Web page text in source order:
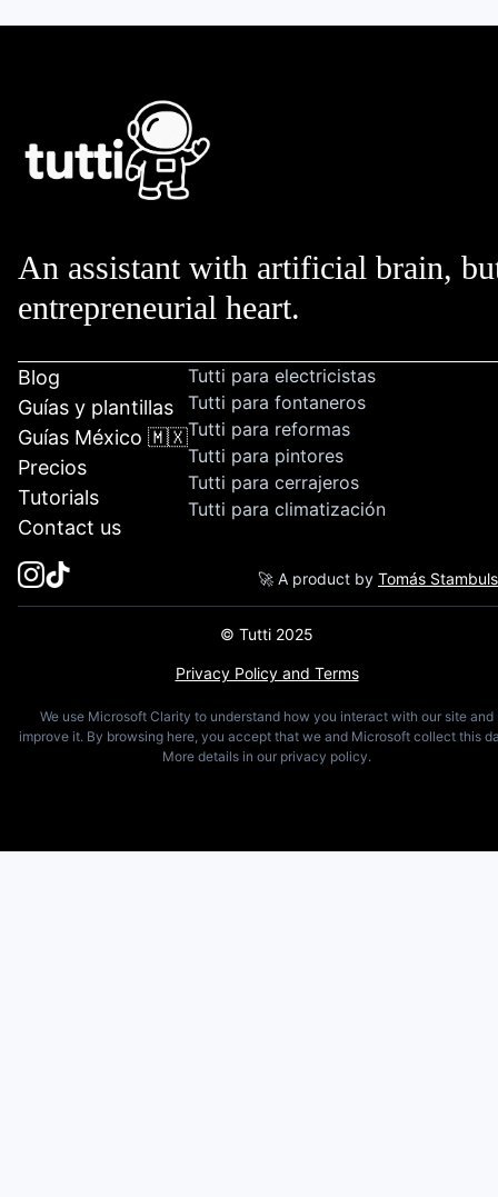
An assistant with artificial brain,
entrepreneurial heart.
Blog
Guías y plantillas
Guías México 🇲🇽
Precios
Tutorials
Contact us
Tutti para electricistas
Tutti para fontaneros
Tutti para reformas
Tutti para pintores
Tutti para cerrajeros
Tutti para climatización
🚀 A product by Tomás
© Tutti 2025
Privacy Policy and Terms
We use Microsoft Clarity to understand how you interact with our site and
improve it. By browsing here, you accept that we and Microsoft collect this
More details in our privacy policy.